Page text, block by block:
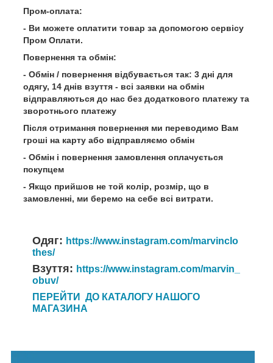
Пром-оплата:
- Ви можете оплатити товар за допомогою сервісу
Пром Оплати.
Повернення та обмін:
- Обмін / повернення відбувається так: 3 дні для
одягу, 14 днів взуття - всі заявки на обмін
відправляються до нас без додаткового платежу та
зворотнього платежу
Після отримання повернення ми переводимо Вам
гроші на карту або відправляємо обмін
- Обмін і повернення замовлення оплачується
покупцем
- Якщо прийшов не той колір, розмір, що в
замовленні, ми беремо на себе всі витрати.
Одяг: https://www.instagram.com/marvinclo
thes/
Взуття: https://www.instagram.com/marvin_
obuv/
ПЕРЕЙТИ ДО КАТАЛОГУ НАШОГО
МАГАЗИНА